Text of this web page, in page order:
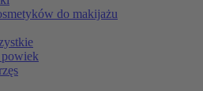
do makijażu